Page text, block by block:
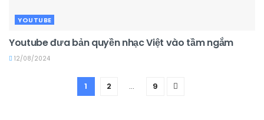
YOUTUBE
Youtube đưa bản quyền nhạc Việt vào tầm ngắm
12/08/2024
1 2 … 9